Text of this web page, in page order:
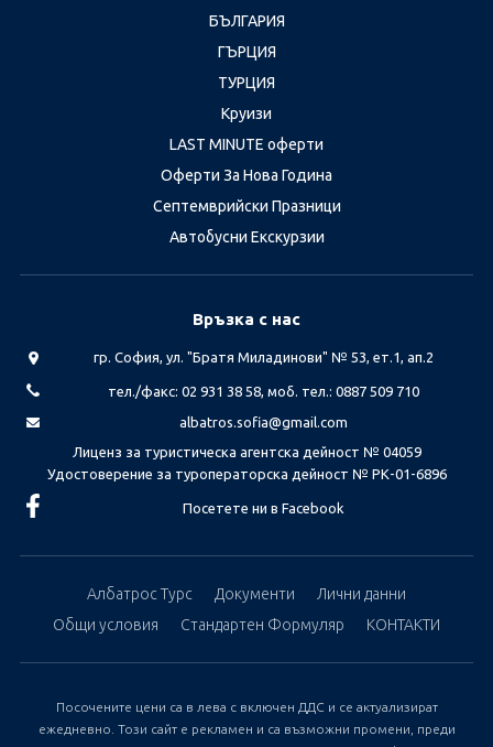
БЪЛГАРИЯ
ГЪРЦИЯ
ТУРЦИЯ
Круизи
LAST MINUTE оферти
Оферти За Нова Година
Септемврийски Празници
Автобусни Екскурзии
Връзка с нас
гр. София, ул. "Братя Миладинови" № 53, ет.1, ап.2
тел./факс: 02 931 38 58, моб. тел.: 0887 509 710
albatros.sofia@gmail.com
Лиценз за туристическа агентска дейност № 04059
Удостоверение за туроператорска дейност № РК-01-6896
Посетете ни в Facebook
Албатрос Турс Документи
Лични данни
Общи условия
Стандартен Формуляр КОНТАКТИ
Посочените цени са в лева с включен ДДС и се актуализират
ежедневно. Този сайт е рекламен и са възможни промени, преди